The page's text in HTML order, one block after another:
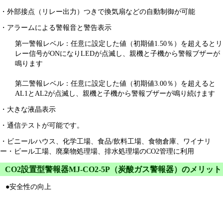
・外部接点（リレー出力）つきで換気扇などの自動制御が可能
・アラームによる警報音と警告表示
第一警報レベル：任意に設定した値（初期値1.50％）を超えるとリ
レー信号がONになりLEDが点滅し、親機と子機から警報ブザーが
鳴ります
第二警報レベル：任意に設定した値（初期値3.00％）を超えると
AL1とAL2が点滅し、親機と子機から警報ブザーが鳴り続けます
・大きな液晶表示
・通信テストが可能です。
・ビニールハウス、化学工場、食品/飲料工場、食物倉庫、ワイナリ
ー・ビール工場、廃棄物処理場、排水処理場のCO2管理に利用
CO2設置型警報器MJ-CO2-5P（炭酸ガス警報器）のメリット
●安全性の向上